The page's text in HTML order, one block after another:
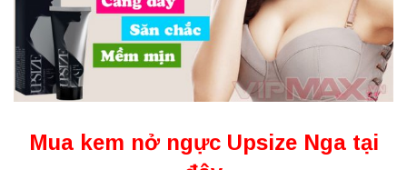
Mua kem nở ngực Upsize Nga tại